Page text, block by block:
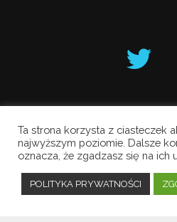
Krakowski
Copyright © 2019 All
Polityka
Ta strona korzysta z ciasteczek
najwyższym poziomie. Dalsze
oznacza, że zgadzasz się na ich
POLITYKA PRYWATNOŚCI